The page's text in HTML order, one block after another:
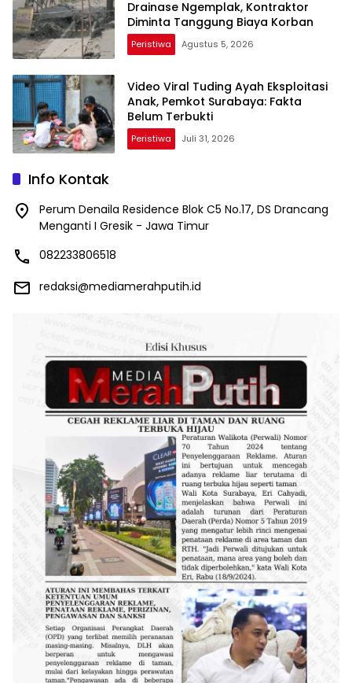
Drainase Ngemplak, Kontraktor
Diminta Tanggung Biaya Korban
Peristiwa Agustus 5, 2026
Video Viral Tuding Ayah Eksploitasi
Anak, Pemkot Surabaya: Fakta
Belum Terbukti
Peristiwa Juli 31, 2026
Info Kontak
Perum Denaila Residence Blok C5 No.17, DS Drancang
Menganti I Gresik - Jawa Timur
082233806518
redaksi@mediamerahputih.id